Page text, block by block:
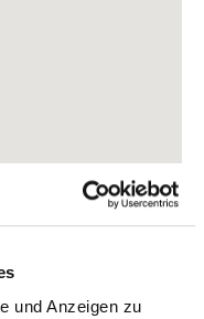
und Anzeigen zu